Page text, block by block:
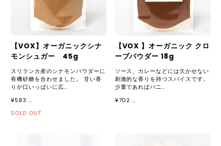
【VOX】オーガニックシナ
モンシュガー 45g
スリランカ産のシナモンパウダーに
有機砂糖を合わせました。 甘い香
りが口いっぱいに広…
¥583 …
SOLD OUT
【VOX 】オーガニック クロ
ーブパウダー 18g
ソース、カレーなどには欠かせない
刺激的な香りを持つスパイスです。
少量であればバニ…
¥702 …